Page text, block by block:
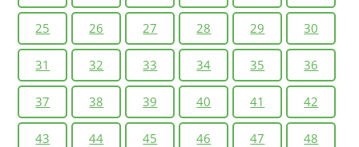
25 26 27 28 29 30
31 32 33 34 35 36
37 38 39 40 41 42
43 44 45 46 47 48